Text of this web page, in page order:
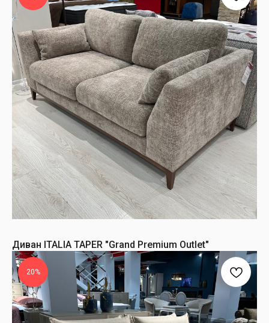
Диван ITALIA TAPER "Grand Premium Outlet"
20%